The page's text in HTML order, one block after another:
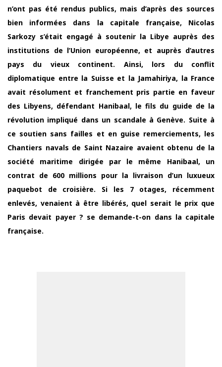
n’ont pas été rendus publics, mais d’après des sources
bien informées dans la capitale française, Nicolas
Sarkozy s’était engagé à soutenir la Libye auprès des
institutions de l’Union européenne, et auprès d’autres
pays du vieux continent. Ainsi, lors du conflit
diplomatique entre la Suisse et la Jamahiriya, la France
avait résolument et franchement pris partie en faveur
des Libyens, défendant Hanibaal, le fils du guide de la
révolution impliqué dans un scandale à Genève. Suite à
ce soutien sans failles et en guise remerciements, les
Chantiers navals de Saint Nazaire avaient obtenu de la
société maritime dirigée par le même Hanibaal, un
contrat de 600 millions pour la livraison d’un luxueux
paquebot de croisière. Si les 7 otages, récemment
enlevés, venaient à être libérés, quel serait le prix que
Paris devait payer ? se demande-t-on dans la capitale
française.